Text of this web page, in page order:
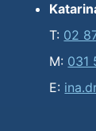
T: 02
M: 031
E: